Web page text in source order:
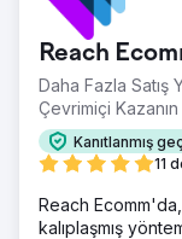
Reach
Daha Fazla Satış
Çevrimiçi Kazanın
Kanıtlanmış
11
Reach
kalıplaşmış